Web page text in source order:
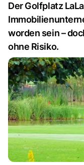
Der Golfplatz
worden sein –
ohne Risiko.